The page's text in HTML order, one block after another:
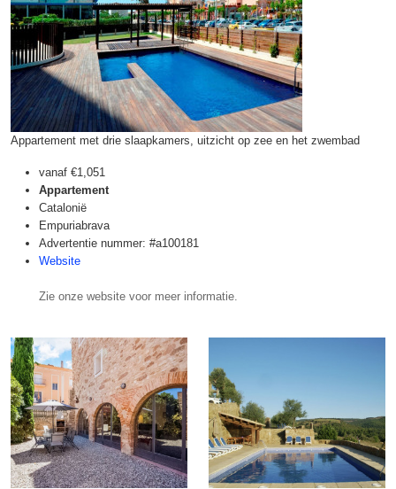
Appartement met drie slaapkamers, uitzicht op zee en het zwembad
vanaf €1,051
Appartement
Catalonië
Empuriabrava
Advertentie nummer: #a100181
Website
Zie onze website voor meer informatie.